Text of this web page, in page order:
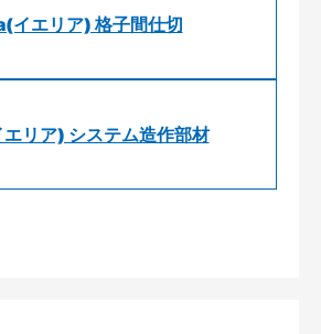
イエリア) 格子間仕切
リア) システム造作部材